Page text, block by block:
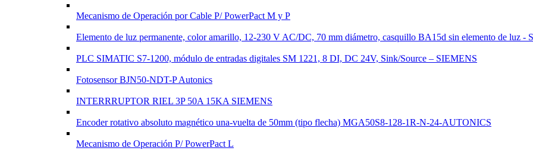
Mecanismo de Operación por Cable P/ PowerPact M y P
Elemento de luz permanente, color amarillo, 12-230 V AC/DC, 70 mm diámetro, casquillo BA15d sin elemento de luz -
PLC SIMATIC S7-1200, módulo de entradas digitales SM 1221, 8 DI, DC 24V, Sink/Source – SIEMENS
Fotosensor BJN50-NDT-P Autonics
INTERRRUPTOR RIEL 3P 50A 15KA SIEMENS
Encoder rotativo absoluto magnético una-vuelta de 50mm (tipo flecha) MGA50S8-128-1R-N-24-AUTONICS
Mecanismo de Operación P/ PowerPact L